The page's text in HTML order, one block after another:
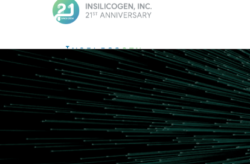
인
실
리
코
젠